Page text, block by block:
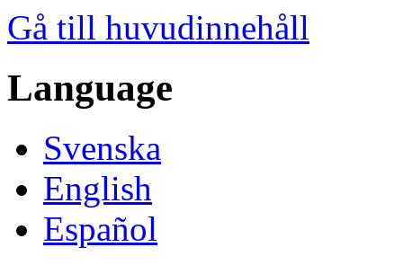
Gå till huvudinnehåll
Language
Svenska
English
Español